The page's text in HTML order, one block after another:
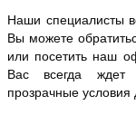
Наши специалисты
Вы можете
или посетить наш
Вас всегда ждет
прозрачные условия